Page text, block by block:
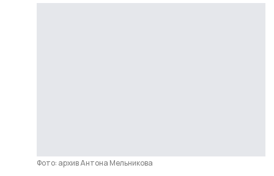
Фото: архив Антона Мельникова